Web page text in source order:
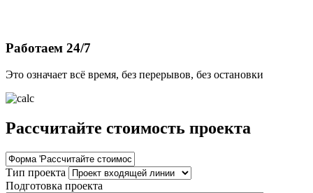
Работаем 24/7
Это означает всё время, без перерывов, без остановки
Рассчитайте стоимость проекта
Тип проекта
Подготовка проекта